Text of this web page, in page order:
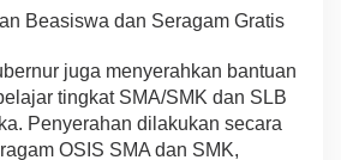
Beasiswa dan Seragam Gratis
juga menyerahkan bantuan
tingkat SMA/SMK dan SLB
Penyerahan dilakukan secara
OSIS SMA dan SMK,